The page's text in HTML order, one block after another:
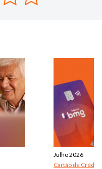
Julho 2026
Cartão de Crédito